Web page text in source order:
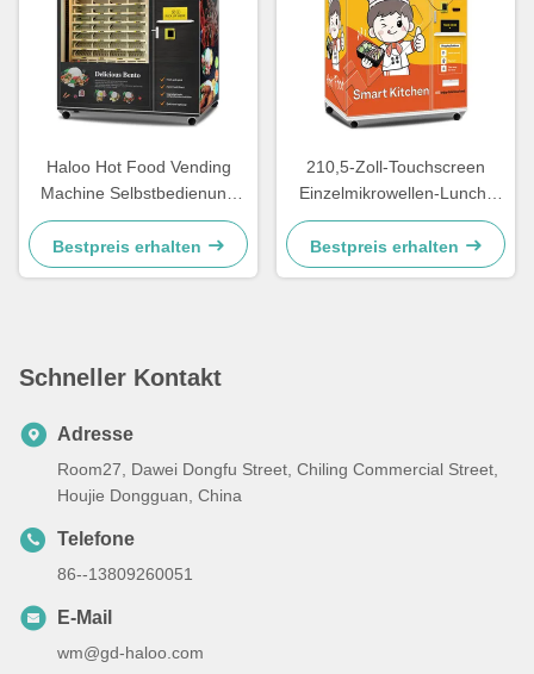
Haloo Hot Food Vending
Machine Selbstbedienung
Mittagessen Bento mit
Heizfunktion Große
Kapazität Food Vending
Bestpreis erhalten
210,5-Zoll-Touchscreen
Einzelmikrowellen-Lunch-
Vending-Maschine mit
Gefrierfunktion und
frostfreier Kühltechnologie
Bestpreis erhalten
Schneller Kontakt
Adresse
Room27, Dawei Dongfu Street, Chiling Commercial Street,
Houjie Dongguan, China
Telefone
86--13809260051
E-Mail
wm@gd-haloo.com